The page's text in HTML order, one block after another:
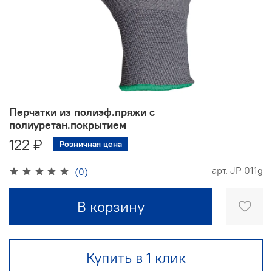
(0) арт. JP 011g
Перчатки из полиэф.пряжи с
полиуретан.покрытием
122 ₽ Розничная цена
В корзину
Купить в 1 клик